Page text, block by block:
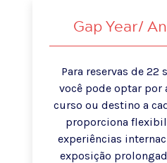
Gap Year/
Para reservas de 22
você pode optar por
curso ou destino a
proporciona
experiências
exposição